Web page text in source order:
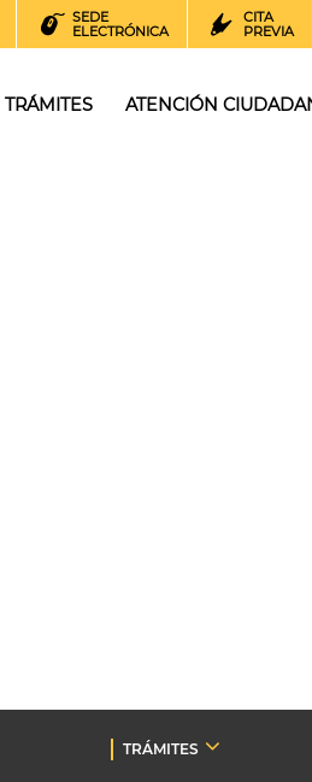
SEDE
ELECTRÓNICA
CITA
PREVIA
TRÁMITES ATENCIÓN
TRÁMITES